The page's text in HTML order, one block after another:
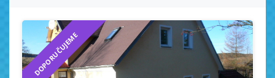
DOPORUČUJEME